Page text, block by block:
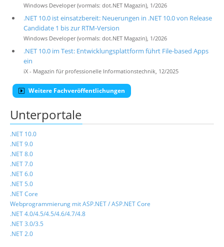
Windows Developer (vormals: dot.NET Magazin), 1/2026
.NET 10.0 ist einsatzbereit: Neuerungen in .NET 10.0 von Release
Candidate 1 bis zur RTM-Version
Windows Developer (vormals: dot.NET Magazin), 1/2026
.NET 10.0 im Test: Entwicklungsplattform führt File-based Apps
ein
iX - Magazin für professionelle Informationstechnik, 12/2025
Weitere Fachveröffentlichungen
Unterportale
.NET 10.0
.NET 9.0
.NET 8.0
.NET 7.0
.NET 6.0
.NET 5.0
.NET Core
Webprogrammierung mit ASP.NET / ASP.NET Core
.NET 4.0/4.5/4.5/4.6/4.7/4.8
.NET 3.0/3.5
.NET 2.0